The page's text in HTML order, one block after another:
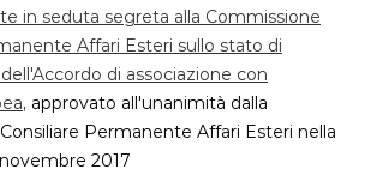
in seduta segreta alla Commissione
Affari Esteri sullo stato di
di associazione con
, approvato all'unanimità dalla
Permanente Affari Esteri nella
2017